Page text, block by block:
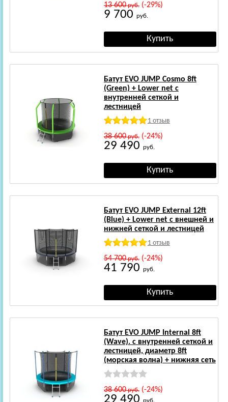
13 600руб.(-29%)
9 700 руб.
Батут EVO JUMP Cosmo 8ft
(Green) + Lower net с
внутренней сеткой и
лестницей
1 отзыв
38 600руб.(-24%)
29 490 руб.
Батут EVO JUMP External 12ft
(Blue) + Lower net с внешней и
нижней сеткой и лестницей
1 отзыв
54 700руб.(-24%)
41 790 руб.
Батут EVO JUMP Internal 8ft
(Wave). с внутренней сеткой и
лестницей, диаметр 8ft
(морская волна) + нижняя сеть
38 600руб.(-24%)
29 490 руб.